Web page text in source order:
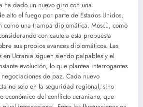
ha dado un nuevo giro con una
alto el fuego por parte de Estados Unidos,
como una trampa diplomática. Moscú, como
con cautela esta propuesta
sus propios avances diplomáticos. Las
en Ucrania siguen siendo palpables y el
evolución, lo que plantea interrogantes
de paz. Cada nuevo
no solo en la seguridad regional, sino
económico del conflicto ucraniano, que